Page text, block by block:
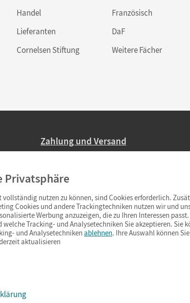
Handel
Lieferanten
Cornelsen Stiftung
Französisch
DaF
Weitere Fächer
Zahlung und Versand
Ab 59,– EUR Bestellwert liefern wir
(Lieferung in 3–6 Tagen).
Privatsphäre
vollständig nutzen zu können, sind Cookies erforderlich.
Cookies und andere Trackingtechniken nutzen wir und
Werbung anzuzeigen, die zu Ihren Interessen
welche Tracking- und Analysetechniken Sie akzeptieren. Sie
und Analysetechniken ablehnen. Ihre Auswahl können
aktualisieren